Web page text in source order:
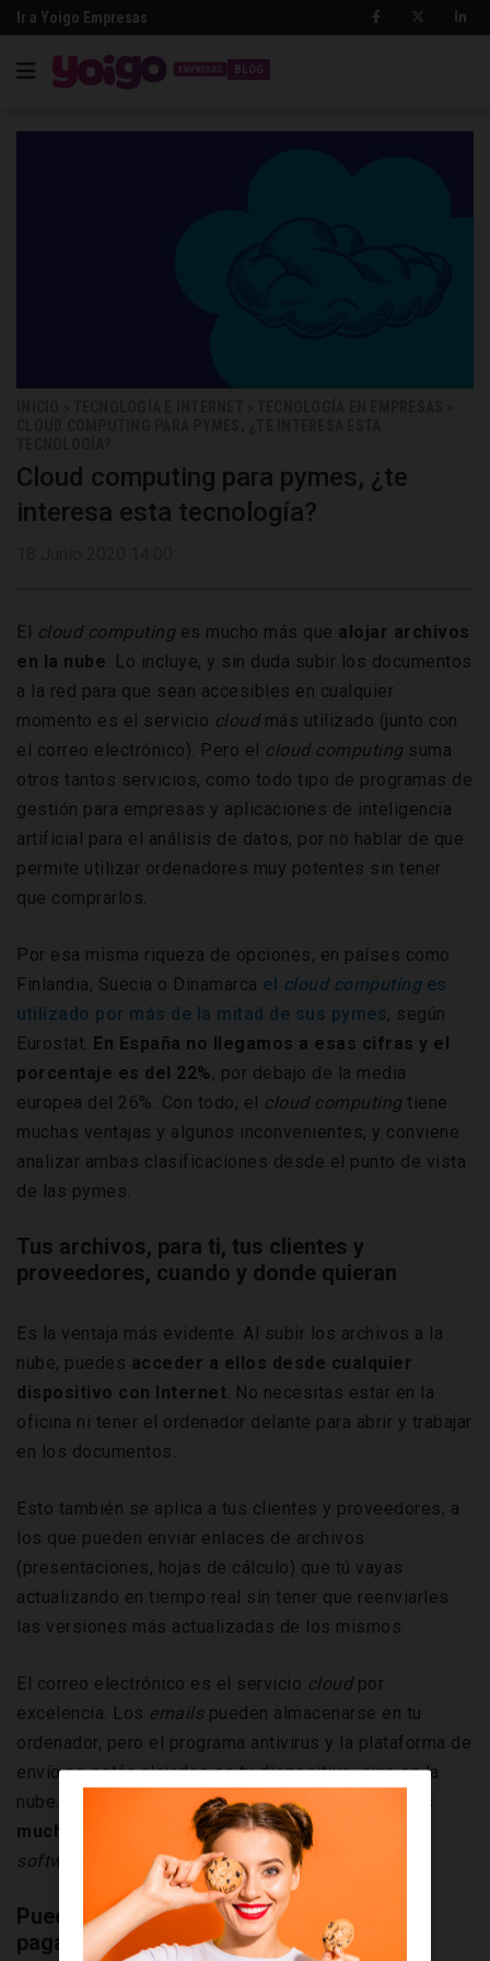
Ir a Yoigo Empresas
BLOG
Cloud computing para pymes, ¿te
interesa esta tecnología?
El cloud computinges mucho más que alojar archivos
en la nube. Lo incluye, y sin duda subir los documentos
a la red para que sean accesibles en cualquier
momento es el servicio cloudmás utilizado (junto con
el correo electrónico). Pero el cloud computingsuma
otros tantos servicios, como todo tipo de programas de
gestión para empresas y aplicaciones de inteligencia
artificial para el análisis de datos, por no hablar de que
permite utilizar ordenadores muy potentes sin tener
que comprarlos.
Por esa misma riqueza de opciones, en países como
Finlandia, Suecia o Dinamarca el cloud computinges
utilizado por más de la mitad de sus pymes, según
Eurostat. En España no llegamos a esas cifras y el
porcentaje es del 22%, por debajo de la media
europea del 26%. Con todo, el cloud computingtiene
muchas ventajas y algunos inconvenientes, y conviene
analizar ambas clasificaciones desde el punto de vista
de las pymes.
Tus archivos, para ti, tus clientes y
proveedores, cuando y donde quieran
Es la ventaja más evidente. Al subir los archivos a la
nube, puedes acceder a ellos desde cualquier
dispositivo con Internet. No necesitas estar en la
oficina ni tener el ordenador delante para abrir y trabajar
en los documentos.
Esto también se aplica a tus clientes y proveedores, a
los que pueden enviar enlaces de archivos
(presentaciones, hojas de cálculo) que tú vayas
actualizando en tiempo real sin tener que reenviarles
las versiones más actualizadas de los mismos.
El correo electrónico es el servicio cloudpor
excelencia. Los emailspueden almacenarse en tu
ordenador, pero el programa antivirus y la plataforma de
envío no están alojados en tu dispositivo, sino en la
nube. Esto nos sirve para introducir que
la nube es
mucho más que alojamiento web, también es
software,
e inclusohardware.
Puedes acceder a programas y equipos
pagando solo por su uso